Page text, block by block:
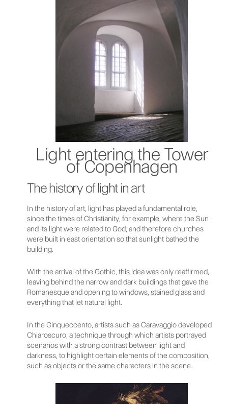
Light entering the Tower
of Copenhagen
The history of light in art
In the history of art, light has played a fundamental role,
since the times of Christianity, for example, where the Sun
and its light were related to God, and therefore churches
were built in east orientation so that sunlight bathed the
building.
With the arrival of the Gothic, this idea was only reaffirmed,
leaving behind the narrow and dark buildings that gave the
Romanesque and opening to windows, stained glass and
everything that let natural light.
In the Cinqueccento, artists such as Caravaggio developed
Chiaroscuro, a technique through which artists portrayed
scenarios with a strong contrast between light and
darkness, to highlight certain elements of the composition,
such as objects or the same characters in the scene.